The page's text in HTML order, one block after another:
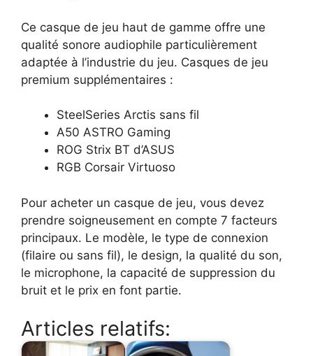
Ce casque de jeu haut de gamme offre une
qualité sonore audiophile particulièrement
adaptée à l’industrie du jeu. Casques de jeu
premium supplémentaires :
SteelSeries Arctis sans fil
A50 ASTRO Gaming
ROG Strix BT d’ASUS
RGB Corsair Virtuoso
Pour acheter un casque de jeu, vous devez
prendre soigneusement en compte 7 facteurs
principaux. Le modèle, le type de connexion
(filaire ou sans fil), le design, la qualité du son,
le microphone, la capacité de suppression du
bruit et le prix en font partie.
Articles relatifs: